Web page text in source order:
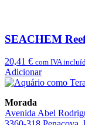
SEACHEM
20,41 € com IVA
Adicionar
Morada
Avenida Abel